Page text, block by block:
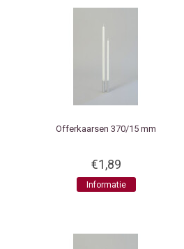
Offerkaarsen 370/15 mm
€1,89
Informatie